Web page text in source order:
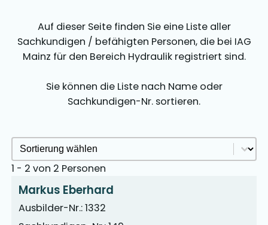
Auf dieser Seite finden Sie eine Liste aller
Sachkundigen / befähigten Personen, die bei IAG
Mainz für den Bereich Hydraulik registriert sind.
Sie können die Liste nach Name oder
Sachkundigen-Nr. sortieren.
1 - 2 von 2 Personen
Sachkundige Sortieren Archive
Sort content
Markus Eberhard
Ausbilder-Nr.: 1332